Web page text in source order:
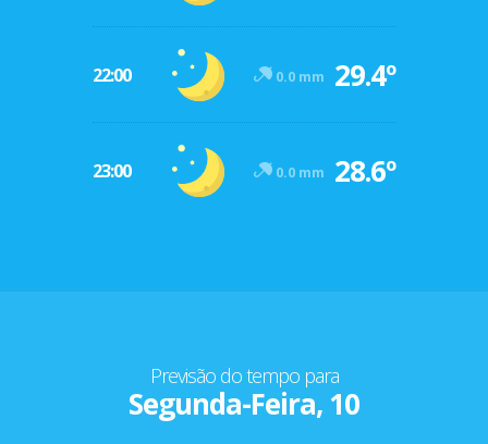
22:00 0.0 mm 29.4º
23:00 0.0 mm 28.6º
Previsão do tempo para
Segunda-Feira, 10